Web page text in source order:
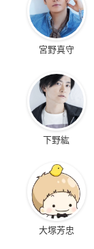
宮野真守
下野紘
大塚芳忠